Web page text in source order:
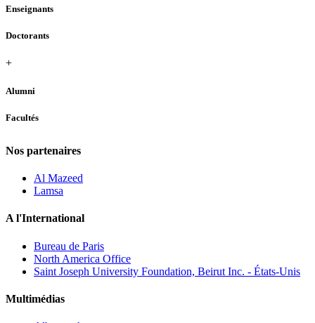
Enseignants
Doctorants
+
Alumni
Facultés
Nos partenaires
Al Mazeed
Lamsa
A l'International
Bureau de Paris
North America Office
Saint Joseph University Foundation, Beirut Inc. - États-Unis
Multimédias